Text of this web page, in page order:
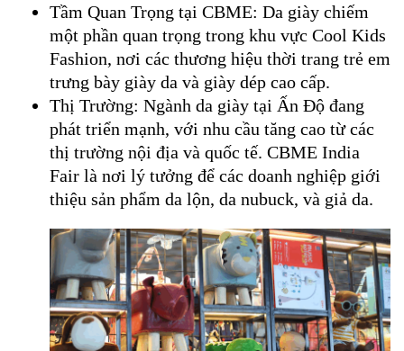
Tầm Quan Trọng tại CBME: Da giày chiếm
một phần quan trọng trong khu vực Cool Kids
Fashion, nơi các thương hiệu thời trang trẻ em
trưng bày giày da và giày dép cao cấp.
Thị Trường: Ngành da giày tại Ấn Độ đang
phát triển mạnh, với nhu cầu tăng cao từ các
thị trường nội địa và quốc tế. CBME India
Fair là nơi lý tưởng để các doanh nghiệp giới
thiệu sản phẩm da lộn, da nubuck, và giả da.